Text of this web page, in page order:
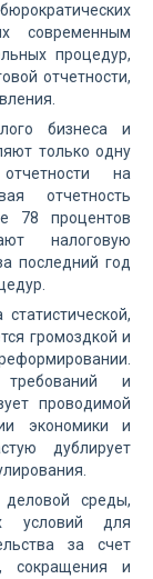
современным
процедур,
отчетности,
бизнеса и
только одну
на
отчетность
78 процентов
налоговую
последний год
громоздкой и
требований и
проводимой
экономики и
дублирует
среды,
условий для
за счет
сокращения и